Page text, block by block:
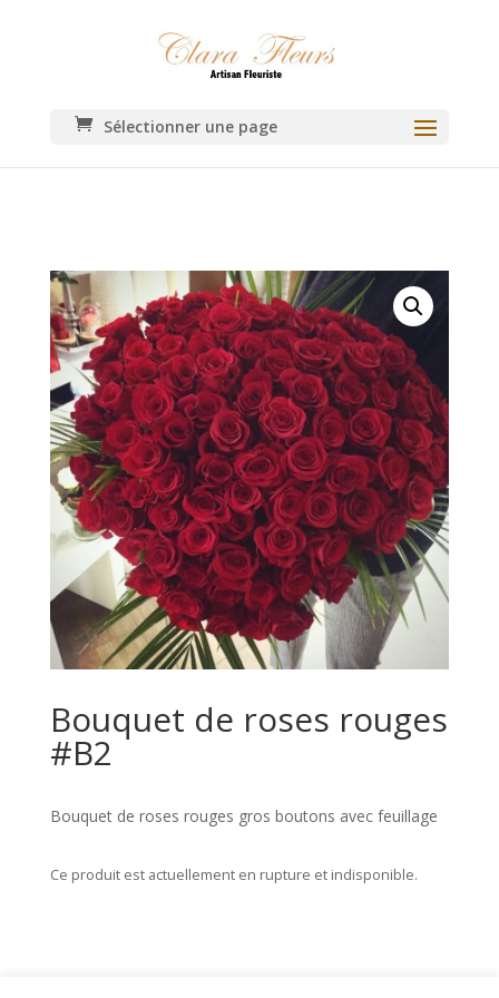
Sélectionner une page
Bouquet de roses rouges
#B2
Bouquet de roses rouges gros boutons avec feuillage
Ce produit est actuellement en rupture et indisponible.